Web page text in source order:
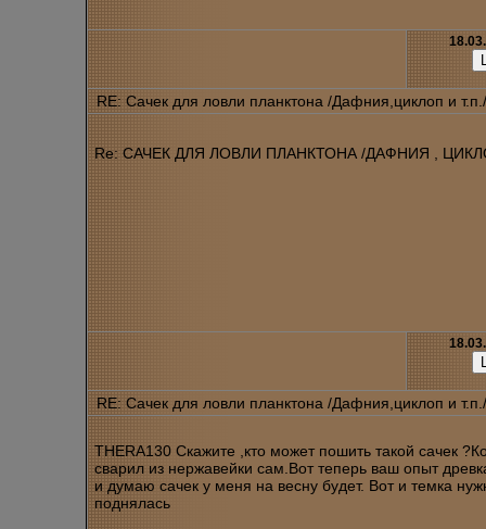
RE: Сачек для ловли планктона /Дафния,циклоп и
Re: САЧЕК ДЛЯ ЛОВЛИ ПЛАНКТОНА /ДАФНИЯ ,
RE: Сачек для ловли планктона /Дафния,циклоп и
THERA130 Скажите ,кто может пошить такой сачек
сварил из нержавейки сам.Вот теперь ваш опыт
и думаю сачек у меня на весну будет. Вот и темка
поднялась